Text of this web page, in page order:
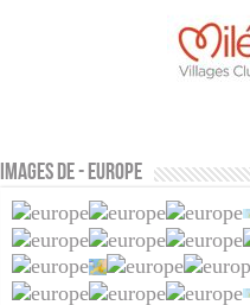
Images de - Europe